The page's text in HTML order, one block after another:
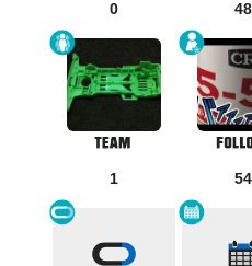
0 48
1 54